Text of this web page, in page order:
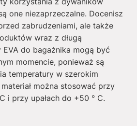
one niezaprzeczalne. Docenisz
zabrudzeniami, ale także
wraz z długą
do bagażnika mogą być
momencie, ponieważ są
temperatury w szerokim
można stosować przy
i przy upałach do +50 ° C.